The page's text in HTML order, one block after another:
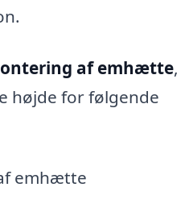
af emhætte,
højde for følgende
emhætte